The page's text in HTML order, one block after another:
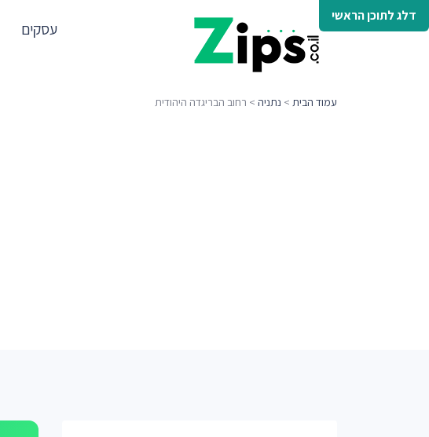
דלג לתוכן הראשי
עסקים
עמוד הבית > נתניה > רחוב הבריגדה היהודית